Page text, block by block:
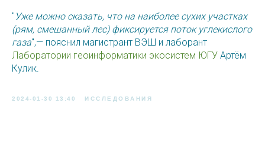
"Уже можно сказать, что на наиболее сухих участках
(рям, смешанный лес) фиксируется поток углекислого
газа",— пояснил магистрант ВЭШ и лаборант
Лаборатории геоинформатики экосистем ЮГУ Артём
Кулик.
2024-01-30 13:40 ИССЛЕДОВАНИЯ